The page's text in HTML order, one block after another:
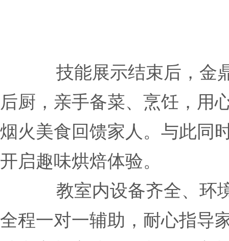
技能展示结束后，金
后厨，亲手备菜、烹饪，用
烟火美食回馈家人。与此同
开启趣味烘焙体验。
教室内设备齐全、环
全程一对一辅助，耐心指导